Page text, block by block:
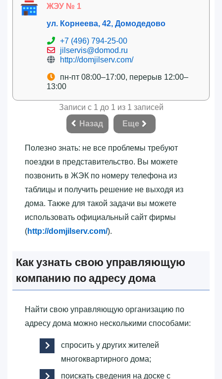
ЖЭУ № 1
ул. Корнеева, 42, Домодедово
+7 (496) 794-25-00
jilservis@domod.ru
http://domjilserv.com/
пн-пт 08:00–17:00, перерыв 12:00–
13:00
Записи с 1 до 1 из 1 записей
Назад
Еще
Полезно знать: не все проблемы требуют
поездки в представительство. Вы можете
позвонить в ЖЭК по номеру телефона из
таблицы и получить решение не выходя из
дома. Также для такой задачи вы можете
использовать официальный сайт фирмы
(http://domjilserv.com/).
Как узнать свою управляющую
компанию по адресу дома
Найти свою управляющую организацию по
адресу дома можно несколькими способами:
спросить у других жителей
многоквартирного дома;
поискать сведения на доске с